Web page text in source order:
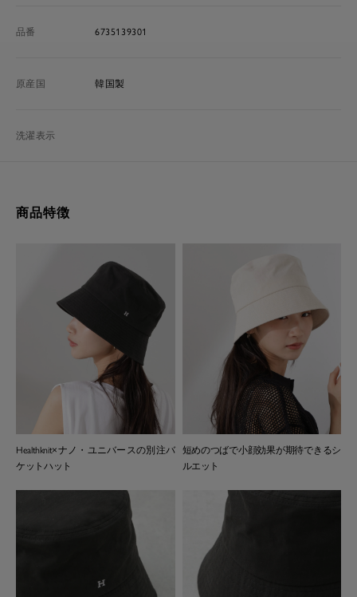
品番 6735139301
原産国 韓国製
洗濯表示
商品特徴
Healthknit×ナノ・ユニバースの別注バ
ケットハット
短めのつばで小顔効果が期待できるシ
ルエット